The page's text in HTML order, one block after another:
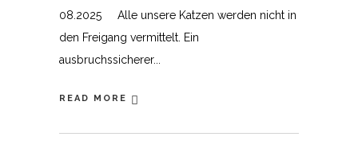
08.2025 Alle unsere Katzen werden nicht in
den Freigang vermittelt. Ein
ausbruchssicherer
READ MORE